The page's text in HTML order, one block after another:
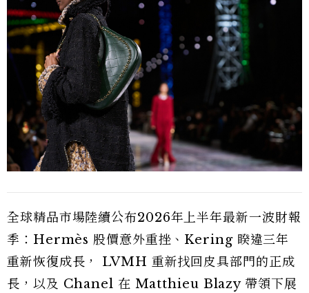
全球精品市場陸續公布2026年上半年最新一波財報
季：Hermès 股價意外重挫、Kering 睽違三年
重新恢復成長， LVMH 重新找回皮具部門的正成
長，以及 Chanel 在 Matthieu Blazy 帶領下展